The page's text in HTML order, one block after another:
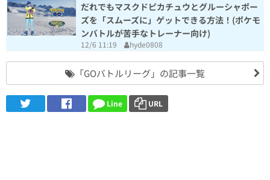
だれでもマスクドピカチュウとグルーシャポー
ズを「スムーズに」ゲットできる方法！(ポケモ
ンバトルが苦手なトレーナー向け)
12/6 11:19 hyde0808
「GOバトルリーグ」の記事一覧
Line URL